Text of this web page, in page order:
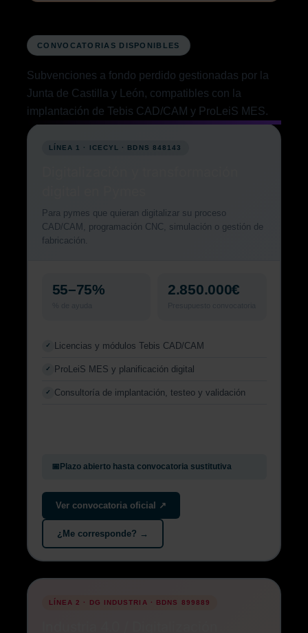
CONVOCATORIAS DISPONIBLES
Subvenciones a fondo perdido gestionadas por la
Junta de Castilla y León, compatibles con la
implantación de Tebis CAD/CAM y ProLeiS MES.
LÍNEA 1 · ICECYL · BDNS 848143
Para pymes que quieran digitalizar su proceso
CAD/CAM, programación CNC, simulación o gestión de
fabricación.
55–75% 2.850.000€
✓ Licencias y módulos Tebis CAD/CAM
✓ ProLeiS MES y planificación digital
✓ Consultoría de implantación, testeo y validación
📅Plazo abierto hasta convocatoria sustitutiva
Ver convocatoria oficial ↗
¿Me corresponde? →
LÍNEA 2 · DG INDUSTRIA · BDNS 899889